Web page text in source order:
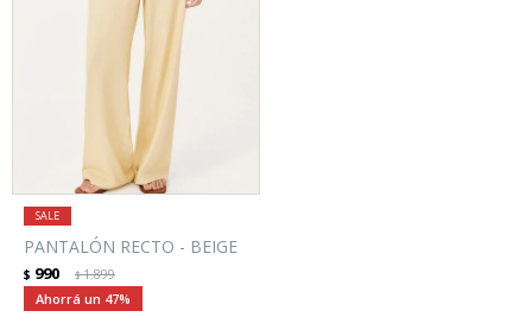
PANTALÓN RECTO - BEIGE
$ 990 $1.899
47